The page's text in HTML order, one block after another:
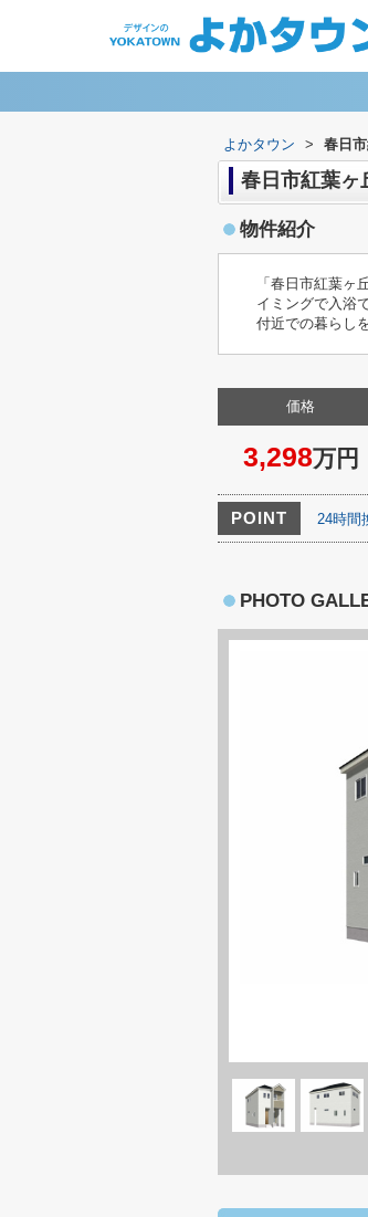
よかタウン > 春日
春日市紅葉ヶ
物件紹介
「春日市紅葉
イミングで入浴
付近での暮らし
価格
3,298万円
POINT 24時間
PHOTO